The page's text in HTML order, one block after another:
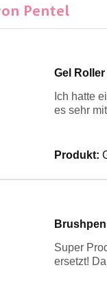
Pentel
Gel
Ich hatte
es sehr
Produkt:
Brushpen
Super
ersetzt!